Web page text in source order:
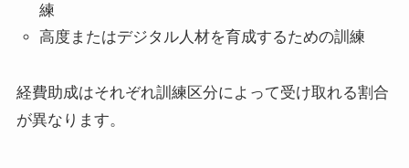
練
高度またはデジタル人材を育成するための訓練
経費助成はそれぞれ訓練区分によって受け取れる割合
が異なります。